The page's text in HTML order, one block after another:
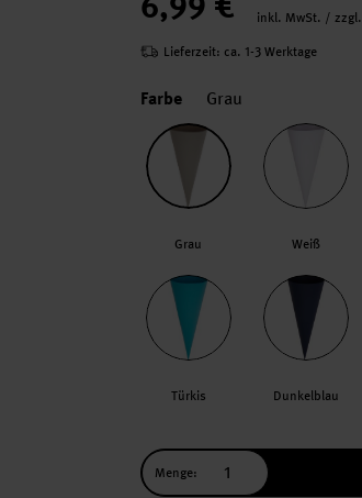
inkl. MwSt. /
Lieferzeit: ca. 1-3 Werktage
Farbe Grau
Grau Weiß
Türkis Dunkelblau
Menge: